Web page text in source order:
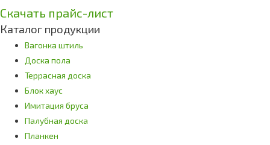
Скачать прайс-лист
Каталог продукции
Вагонка штиль
Доска пола
Террасная доска
Блок хаус
Имитация бруса
Палубная доска
Планкен